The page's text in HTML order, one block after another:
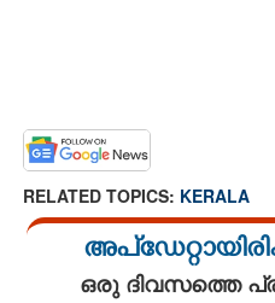
RELATED TOPICS: KERALA
ഒരു ദിവസത്തെ